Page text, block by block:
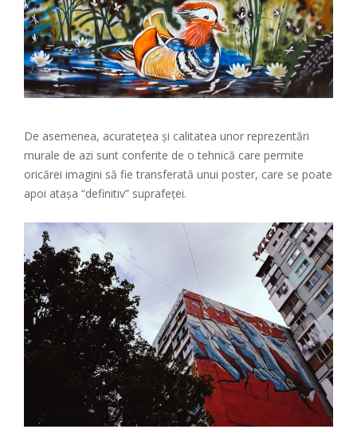
De asemenea, acuratețea și calitatea unor reprezentări
murale de azi sunt conferite de o tehnică care permite
oricărei imagini să fie transferată unui poster, care se poate
apoi atașa “definitiv” suprafeței.